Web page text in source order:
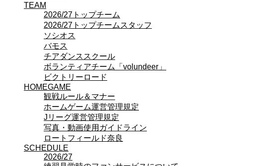
SCHEDULE
2026/27
練習見学時のファンサービスについて
TICKET
奈良クラブ明治安田J3リーグ2026/27シーズン試合観戦チケット
奈良クラブ明治安田Ｊ3リーグ 2026/27シーズン「鹿パス」
観戦ルール＆マナー
FANCOMMUNITY
2026/27ファンコミュニティ
サポートショップ
GOODS
オフィシャルストア（実店舗）
オンラインストア
ACADEMY
アカデミーについて
プロジェクト
コーチ&スタッフ
TEAM
2026/27トップチーム
2026/27トップチームスタッフ
ソシオス
バモス
チアダンススクール
ボランティアチーム「volundeer」
ビクトリーロード
HOMEGAME
観戦ルール＆マナー
ホームゲーム運営管理規定
Jリーグ運営管理規定
写真・動画使用ガイドライン
ロートフィールド奈良
SCHEDULE
2026/27